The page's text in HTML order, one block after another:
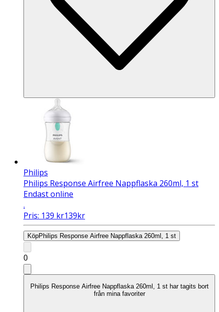
Philips
Philips Response Airfree Nappflaska 260ml, 1 st
Endast online
.
Pris: 139 kr139kr
KöpPhilips Response Airfree Nappflaska 260ml, 1 st
0
Philips Response Airfree Nappflaska 260ml, 1 st har tagits bort
från mina favoriter